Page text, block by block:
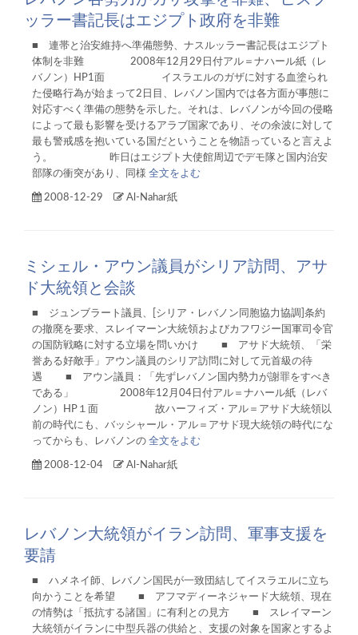
ッラー書記長はエジプト政府を非難
■ 連帯と治安維持へ準備態勢、ナスルッラー書記長はエジプト
体制を非難 2008年12月29日付アル＝ナハール紙（レ
バノン）HP1面 イスラエルのガザに対する血塗られ
た侵略行為が始まって2日目、レバノン国内では各方面が事態に
対応すべく準備の態勢を示した。それは、レバノンが今回の侵略
によって最も影響を受けるアラブ国家であり、その余波に対して
最も警戒感を抱いている国だということを物語っていると言えよ
う。 昨日はエジプト大使館周辺でデモ隊と国内治安
部隊の衝突があり、同様 全文をよむ
2008-12-29 Al-Nahar紙
ミシェル・アウン議員がシリア訪問、アサ
ド大統領と会談
■ ジュンブラート議員、[シリア・レバノン同胞協力協調]条約
の撤廃を要求、スレイマーン大統領およびカフワジー国軍司令官
の国防戦略に対する立場を問いかけ ■ アサド大統領、「栄
誉ある好敵手」アウン議員のシリア訪問に対して元首級の待
遇 ■ アウン議員：「先ずレバノン国内勢力が謝罪をすべき
である」 2008年12月04日付アル＝ナハール紙（レバ
ノン）HP１面 故ハーフィズ・アル＝アサド大統領以
前の時代にも、バッシャール・アル＝アサド現大統領の時代にな
ってからも、レバノンの 全文をよむ
2008-12-04 Al-Nahar紙
レバノン大統領がイラン訪問、軍事支援を
要請
■ ハメネイ師、レバノン国民が一致団結してイスラエルに立ち
向かうことを希望 ■ アフマディーネジャード大統領、現在
の情勢は「抵抗する諸国」に有利との見方 ■ スレイマーン
大統領がイランに中型兵器の供給と、支援の対象を国家とするよ